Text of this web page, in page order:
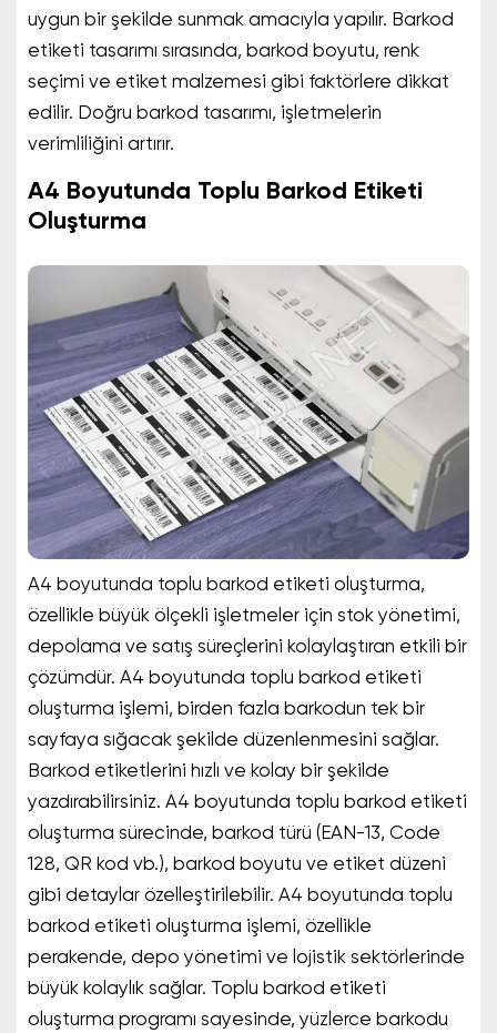
uygun bir şekilde sunmak amacıyla yapılır. Barkod
etiketi tasarımı sırasında, barkod boyutu, renk
seçimi ve etiket malzemesi gibi faktörlere dikkat
edilir. Doğru barkod tasarımı, işletmelerin
verimliliğini artırır.
A4 Boyutunda Toplu Barkod Etiketi
Oluşturma
A4 boyutunda toplu barkod etiketi oluşturma,
özellikle büyük ölçekli işletmeler için stok yönetimi,
depolama ve satış süreçlerini kolaylaştıran etkili bir
çözümdür. A4 boyutunda toplu barkod etiketi
oluşturma işlemi, birden fazla barkodun tek bir
sayfaya sığacak şekilde düzenlenmesini sağlar.
Barkod etiketlerini hızlı ve kolay bir şekilde
yazdırabilirsiniz. A4 boyutunda toplu barkod etiketi
oluşturma sürecinde, barkod türü (EAN-13, Code
128, QR kod vb.), barkod boyutu ve etiket düzeni
gibi detaylar özelleştirilebilir. A4 boyutunda toplu
barkod etiketi oluşturma işlemi, özellikle
perakende, depo yönetimi ve lojistik sektörlerinde
büyük kolaylık sağlar. Toplu barkod etiketi
oluşturma programı sayesinde, yüzlerce barkodu